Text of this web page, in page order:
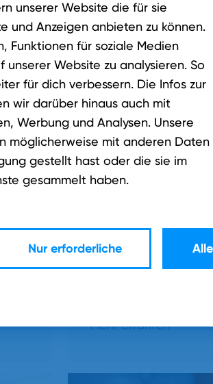
unserer Website die für sie
und Anzeigen anbieten zu können.
Funktionen für soziale Medien
Website zu analysieren. So
für dich verbessern. Die Infos zur
wir darüber hinaus auch mit
Werbung und Analysen. Unsere
möglicherweise mit anderen Daten
gestellt hast oder die sie im
gesammelt haben.
Nur erforderlicheInterconnection
Profitieren Sie von
Mehr erfahren